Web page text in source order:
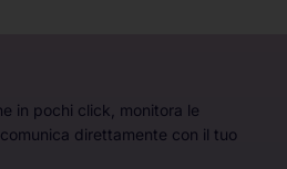
in pochi click, monitora le
direttamente con il tuo